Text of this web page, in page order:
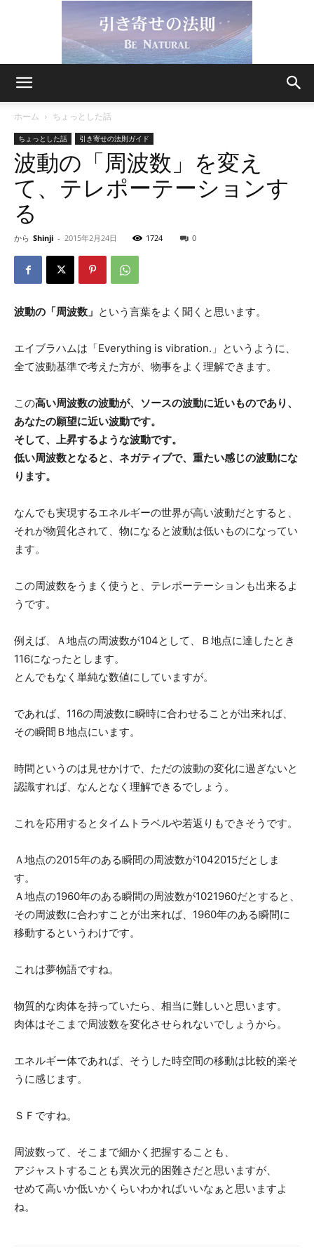
き
の
法
マ
Shinji「Be
Natural」
ホーム ちょっとした話
ちょっとした話 引き寄せの法則ガイド
波動の「周波数」を変え
て、テレポーテーションす
る
から Shinji - 2015年2月24日 1724 0
波動の「周波数」 という言葉をよく聞くと思います。
エイブラハムは「Everything is vibration.」というように、
全て波動基準で考えた方が、物事をよく理解できます。
この高い周波数の波動が、ソースの波動に近いものであり、
あなたの願望に近い波動です。
そして、上昇するような波動です。
低い周波数となると、ネガティブで、重たい感じの波動にな
ります。
なんでも実現するエネルギーの世界が高い波動だとすると、
それが物質化されて、物になると波動は低いものになってい
ます。
この周波数をうまく使うと、テレポーテーションも出来るよ
うです。
例えば、Ａ地点の周波数が104として、Ｂ地点に達したとき
116になったとします。
とんでもなく単純な数値にしていますが。
であれば、116の周波数に瞬時に合わせることが出来れば、
その瞬間Ｂ地点にいます。
時間というのは見せかけで、ただの波動の変化に過ぎないと
認識すれば、なんとなく理解できるでしょう。
これを応用するとタイムトラベルや若返りもできそうです。
Ａ地点の2015年のある瞬間の周波数が1042015だとしま
す。
Ａ地点の1960年のある瞬間の周波数が1021960だとすると、
その周波数に合わすことが出来れば、1960年のある瞬間に
移動するというわけです。
これは夢物語ですね。
物質的な肉体を持っていたら、相当に難しいと思います。
肉体はそこまで周波数を変化させられないでしょうから。
エネルギー体であれば、そうした時空間の移動は比較的楽そ
うに感じます。
ＳＦですね。
周波数って、そこまで細かく把握することも、
アジャストすることも異次元的困難さだと思いますが、
せめて高いか低いかくらいわかればいいなぁと思いますよ
ね。